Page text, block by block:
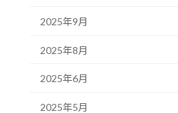
2025年9月
2025年8月
2025年6月
2025年5月